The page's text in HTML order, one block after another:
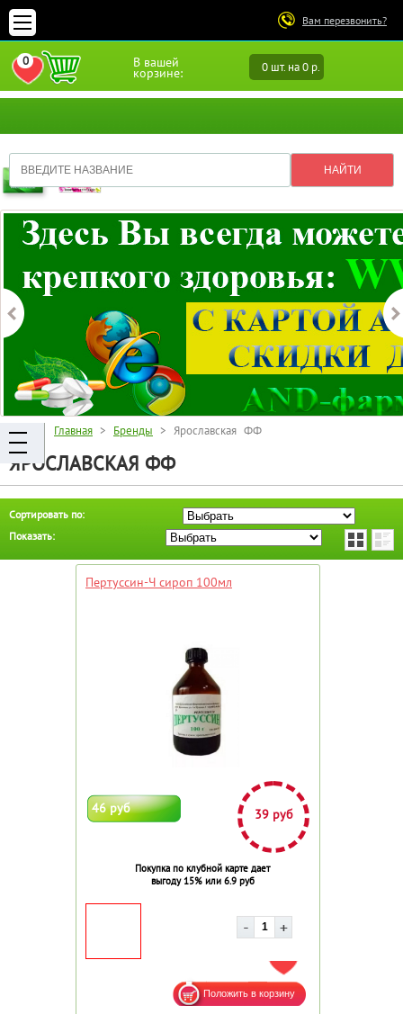
Вам перезвонить?
В вашей
корзине: 0 шт. на 0 р.
0
ПЕРЕЙТИ В ИЗБРАННОЕ
Главная > Бренды > Ярославская ФФ
ЯРОСЛАВСКАЯ ФФ
Сортировать по:
Показать:
Пертуссин-Ч сироп 100мл
46 руб 39 руб
Покупка по клубной карте дает
выгоду 15% или 6.9 руб
ДОБАВИТЬ В ИЗБРАННОЕ